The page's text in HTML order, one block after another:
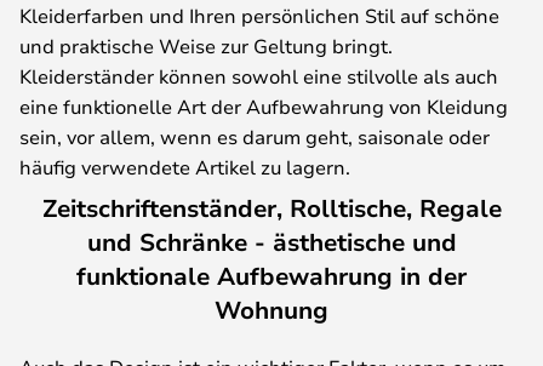
Kleiderfarben und Ihren persönlichen Stil auf schöne
und praktische Weise zur Geltung bringt.
Kleiderständer können sowohl eine stilvolle als auch
eine funktionelle Art der Aufbewahrung von Kleidung
sein, vor allem, wenn es darum geht, saisonale oder
häufig verwendete Artikel zu lagern.
Zeitschriftenständer, Rolltische, Regale
und Schränke - ästhetische und
funktionale Aufbewahrung in der
Wohnung